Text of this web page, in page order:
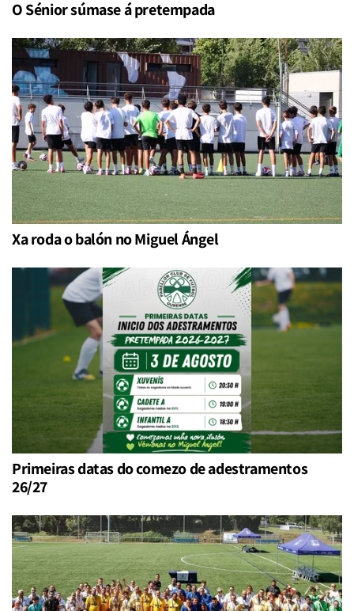
O Sénior súmase á pretempada
Xa roda o balón no Miguel Ángel
Primeiras datas do comezo de adestramentos
26/27